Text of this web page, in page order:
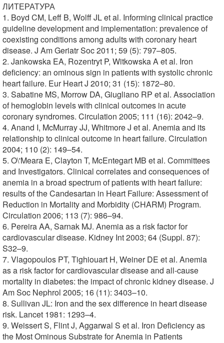
ЛИТЕРАТУРА
1. Boyd CM, Leff B, Wolff JL et al. Informing clinical practice
guideline development and implementation: prevalence of
coexisting conditions among adults with coronary heart
disease. J Am Geriatr Soc 2011; 59 (5): 797–805.
2. Jankowska EA, Rozentryt P, Witkowska A et al. Iron
deficiency: an ominous sign in patients with systolic chronic
heart failure. Eur Heart J 2010; 31 (15): 1872–80.
3. Sabatine MS, Morrow DA, Giugliano RP et al. Association
of hemoglobin levels with clinical outcomes in acute
coronary syndromes. Circulation 2005; 111 (16): 2042–9.
4. Anand I, McMurray JJ, Whitmore J et al. Anemia and its
relationship to clinical outcome in heart failure. Circulation
2004; 110 (2): 149–54.
5. O\'Meara E, Clayton T, McEntegart MB et al. Committees
and Investigators. Clinical correlates and consequences of
anemia in a broad spectrum of patients with heart failure:
results of the Candesartan in Heart Failure: Assessment of
Reduction in Mortality and Morbidity (CHARM) Program.
Circulation 2006; 113 (7): 986–94.
6. Pereira AA, Sarnak MJ. Anemia as a risk factor for
cardiovascular disease. Kidney Int 2003; 64 (Suppl. 87):
S32–9.
7. Vlagopoulos PT, Tighiouart H, Weiner DE et al. Anemia
as a risk factor for cardiovascular disease and all-cause
mortality in diabetes: the impact of chronic kidney disease. J
Am Soc Nephrol 2005; 16 (11): 3403–10.
8. Sullivan JL: Iron and the sex difference in heart disease
risk. Lancet 1981: 1293–4.
9. Weissert S, Flint J, Aggarwal S et al. Iron Deficiency as
the Most Ominous Substrate for Anemia in Patients